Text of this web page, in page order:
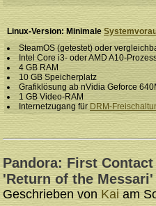
Linux-Version: Minimale
SteamOS (getestet) oder
Intel Core i3- oder AMD A10-
4 GB RAM
10 GB Speicherplatz
Grafiklösung ab nVidia Geforce
1 GB Video-RAM
Internetzugang für DRM-
Pandora: First
'Return of the Messari'
Geschrieben vonKai am